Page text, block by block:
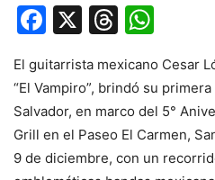
Facebook
X Threads
El guitarrista mexicano Cesar
“El Vampiro”, brindó su
Salvador, en marco del 5°
Grill en el Paseo El Carmen,
9 de diciembre, con un